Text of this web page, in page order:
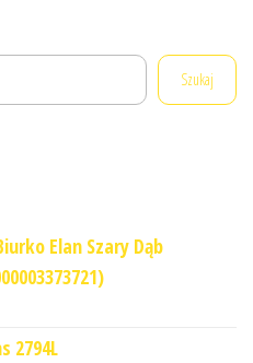
Szukaj
Elan Szary Dąb
2794L